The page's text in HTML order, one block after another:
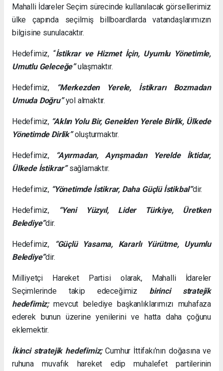
Mahalli İdareler Seçim sürecinde kullanılacak görsellerimiz
ülke çapında seçilmiş billboardlarda vatandaşlarımızın
bilgisine sunulacaktır.
Hedefimiz, “İstikrar ve Hizmet İçin, Uyumlu Yönetimle,
Umutlu Geleceğe”ulaşmaktır.
Hedefimiz,
“Merkezden Yerele, İstikrarı Bozmadan
Umuda Doğru”yol almaktır.
Hedefimiz, “Aklın Yolu Bir, Genelden Yerele Birlik, Ülkede
Yönetimde Dirlik”oluşturmaktır.
Hedefimiz,
“Ayırmadan, Ayrışmadan Yerelde İktidar,
Ülkede İstikrar”sağlamaktır.
Hedefimiz, “Yönetimde İstikrar, Daha Güçlü İstikbal”dir.
Hedefimiz,
“Yeni Yüzyıl, Lider Türkiye, Üretken
Belediye”dir.
Hedefimiz,
“Güçlü Yasama, Kararlı Yürütme, Uyumlu
Belediye”dir.
Milliyetçi Hareket Partisi olarak, Mahalli İdareler
Seçimlerinde takip edeceğimiz birinci stratejik
hedefimiz;mevcut belediye başkanlıklarımızı muhafaza
ederek bunun üzerine yenilerini ve hatta daha çoğunu
eklemektir.
İkinci stratejik hedefimiz;Cumhur İttifakı’nın doğasına ve
ruhuna muvafık hareket edip muhalefet partilerinin